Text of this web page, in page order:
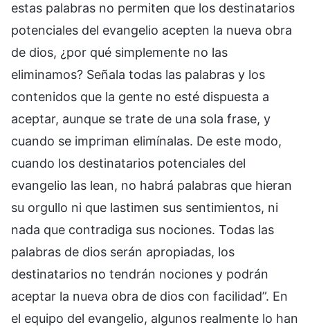
estas palabras no permiten que los destinatarios
potenciales del evangelio acepten la nueva obra
de dios, ¿por qué simplemente no las
eliminamos? Señala todas las palabras y los
contenidos que la gente no esté dispuesta a
aceptar, aunque se trate de una sola frase, y
cuando se impriman elimínalas. De este modo,
cuando los destinatarios potenciales del
evangelio las lean, no habrá palabras que hieran
su orgullo ni que lastimen sus sentimientos, ni
nada que contradiga sus nociones. Todas las
palabras de dios serán apropiadas, los
destinatarios no tendrán nociones y podrán
aceptar la nueva obra de dios con facilidad”. En
el equipo del evangelio, algunos realmente lo han